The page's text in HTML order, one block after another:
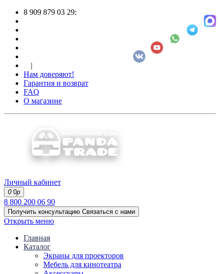
8 909 879 03 29:
|
Нам доверяют!
Гарантия и возврат
FAQ
О магазине
Личный кабинет
0 0р
8 800 200 06 90
Получить консультацию Связаться с нами
Открыть меню
Главная
Каталог
Экраны для проекторов
Mебель для кинотеатра